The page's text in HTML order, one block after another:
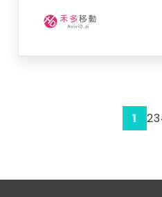
冷門關鍵字、長尾關鍵字。 自動產生：
1 23